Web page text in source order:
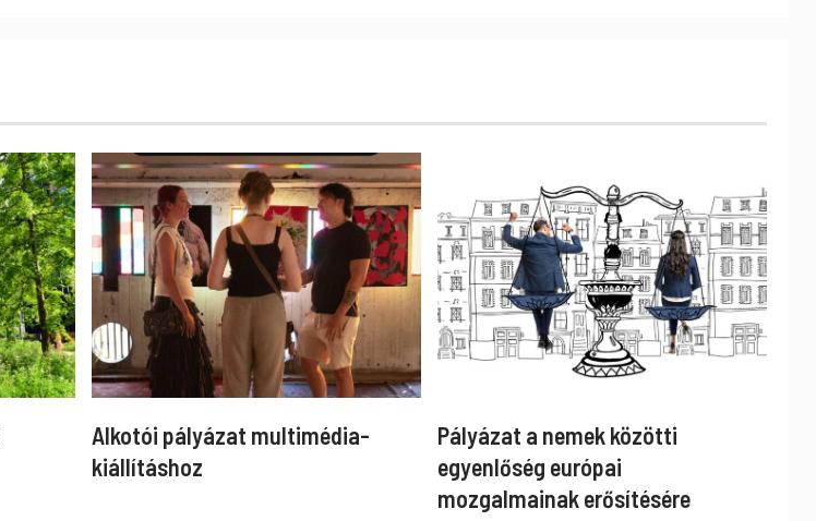
Alkotói pályázat multimédia-
kiállításhoz
Pályázat a nemek közötti
egyenlőség európai
mozgalmainak erősítésére